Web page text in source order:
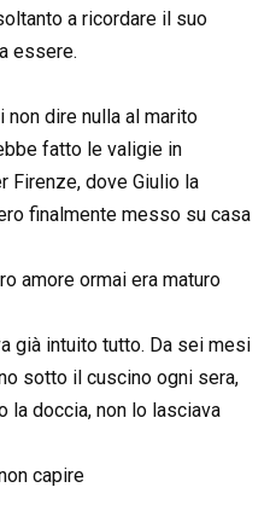
a ricordare il suo
essere.
non dire nulla al marito
fatto le valigie in
Firenze, dove Giulio la
finalmente messo su casa
amore ormai era maturo
già intuito tutto. Da sei mesi
sotto il cuscino ogni sera,
la doccia, non lo lasciava
capire